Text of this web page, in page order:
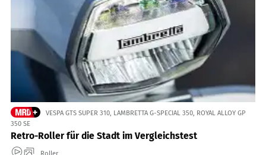
VESPA GTS SUPER 310, LAMBRETTA G-SPECIAL 350, ROYAL ALLOY GP
350 SE
Retro-Roller für die Stadt im Vergleichstest
Roller